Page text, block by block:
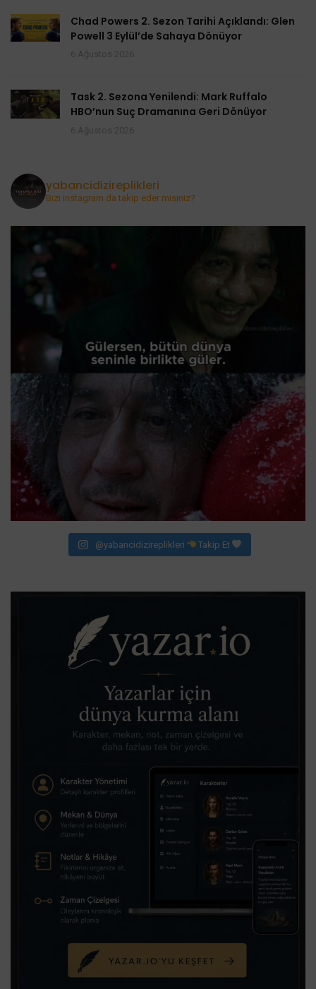
Chad Powers 2. Sezon Tarihi Açıklandı: Glen
Powell 3 Eylül’de Sahaya Dönüyor
Task 2. Sezona Yenilendi: Mark Ruffalo
HBO’nun Suç Dramanına Geri Dönüyor
yabancidizireplikleri
Bizi instagram da takip eder misiniz?
@yabancidizireplikleri Takip Et